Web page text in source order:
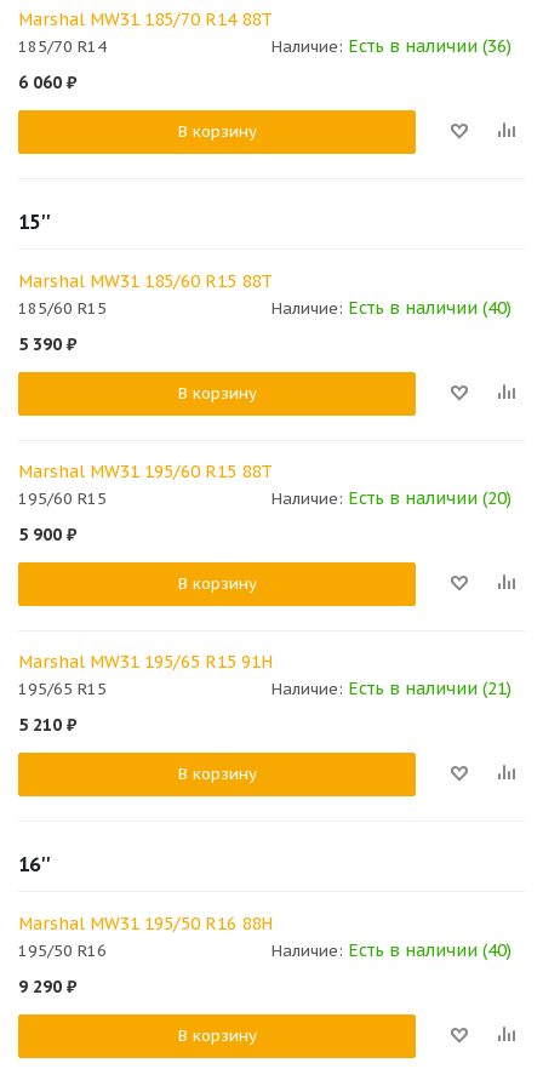
Marshal MW31 185/70 R14 88T
185/70 R14 Наличие: Есть в наличии (36)
6 060 ₽
В корзину
15''
Marshal MW31 185/60 R15 88T
185/60 R15 Наличие: Есть в наличии (40)
5 390 ₽
В корзину
Marshal MW31 195/60 R15 88T
195/60 R15 Наличие: Есть в наличии (20)
5 900 ₽
В корзину
Marshal MW31 195/65 R15 91H
195/65 R15 Наличие: Есть в наличии (21)
5 210 ₽
В корзину
16''
Marshal MW31 195/50 R16 88H
195/50 R16 Наличие: Есть в наличии (40)
9 290 ₽
В корзину